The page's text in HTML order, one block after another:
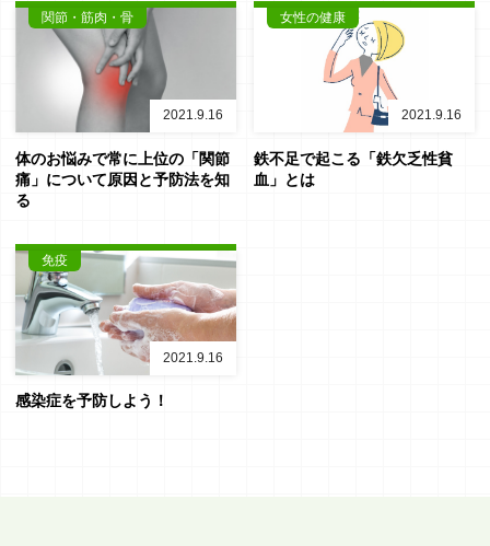
関節・筋肉・骨
2021.9.16
体のお悩みで常に上位の「関節
痛」について原因と予防法を知
る
女性の健康
2021.9.16
鉄不足で起こる「鉄欠乏性貧
血」とは
免疫
2021.9.16
感染症を予防しよう！